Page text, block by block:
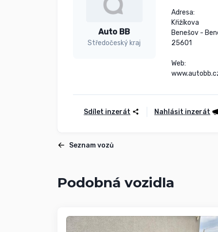
Auto BB
Středočeský kraj
Adresa:
Křižíkova
Benešov -
25601
Web:
Sdílet inzerát Nahlásit inzerát
Seznam vozů
Podobná vozidla